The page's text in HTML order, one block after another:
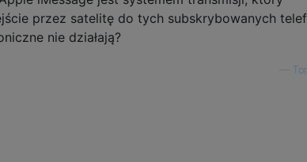
przez satelitę do tych subskrybowanych
nie działają?